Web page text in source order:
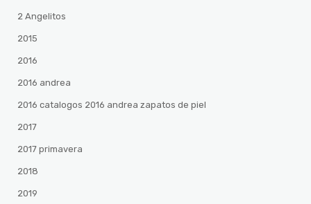
2 Angelitos
2015
2016
2016 andrea
2016 catalogos 2016 andrea zapatos de piel
2017
2017 primavera
2018
2019